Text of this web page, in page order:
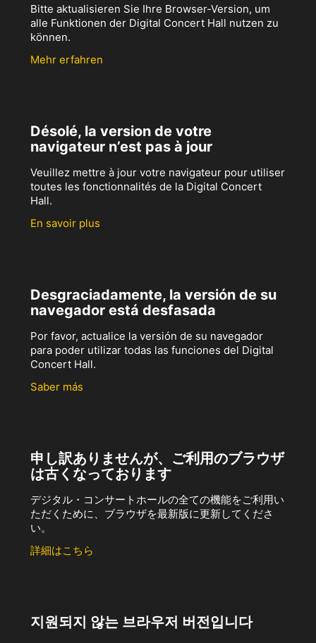
Bitte aktualisieren Sie Ihre Browser-Version, um
alle Funktionen der Digital Concert Hall nutzen zu
können.
Mehr erfahren
Désolé, la version de votre
navigateur n’est pas à jour
Veuillez mettre à jour votre navigateur pour utiliser
toutes les fonctionnalités de la Digital Concert
Hall.
En savoir plus
Desgraciadamente, la versión de su
navegador está desfasada
Por favor, actualice la versión de su navegador
para poder utilizar todas las funciones del Digital
Concert Hall.
Saber más
申し訳ありませんが、ご利用のブラウザ
は古くなっております
デジタル・コンサートホールの全ての機能をご利用い
ただくために、ブラウザを最新版に更新してくださ
い。
詳細はこちら
지원되지 않는 브라우저 버전입니다